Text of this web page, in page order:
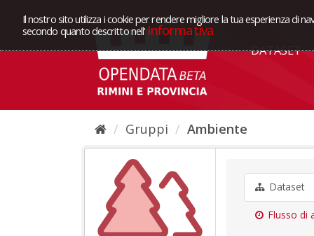
Il nostro sito utilizza i cookie per rendere migliore la tua esperienza di
secondo quanto descritto nell' Informativa
DATASET
Gruppi Ambiente
Dataset
Flusso di